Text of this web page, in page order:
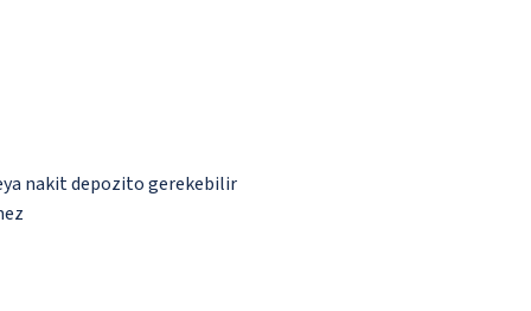
nakit depozito gerekebilir